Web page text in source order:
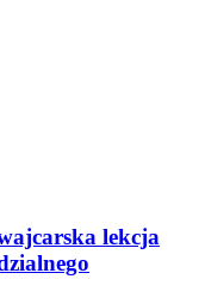
lekcja